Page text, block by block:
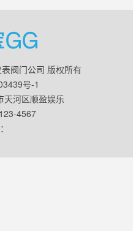
阀门公司 版权所有
号-1
天河区顺盈娱乐
4567